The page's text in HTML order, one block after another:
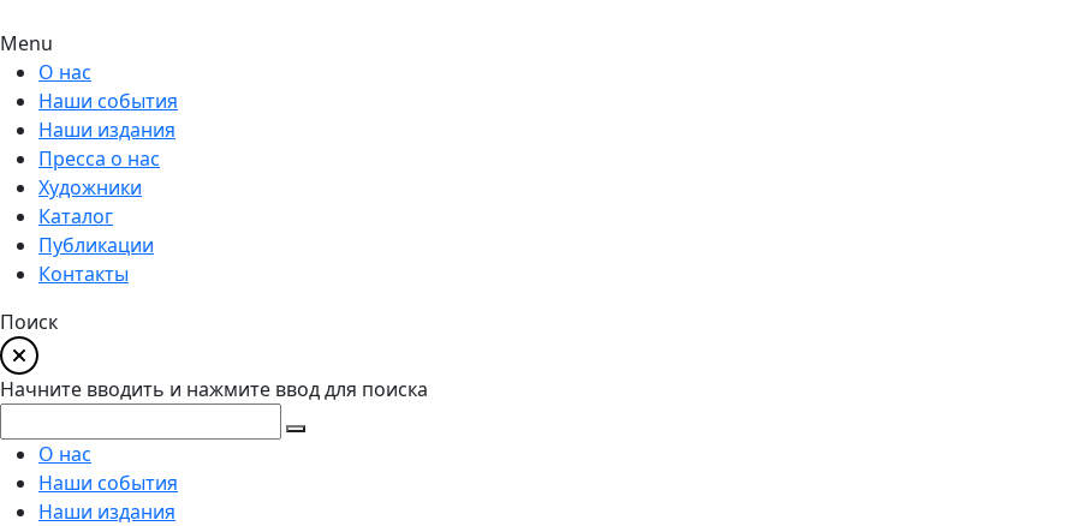
Menu
О нас
Наши события
Наши издания
Пресса о нас
Художники
Каталог
Публикации
Контакты
Поиск
Начните вводить и нажмите ввод для поиска
О нас
Наши события
Наши издания